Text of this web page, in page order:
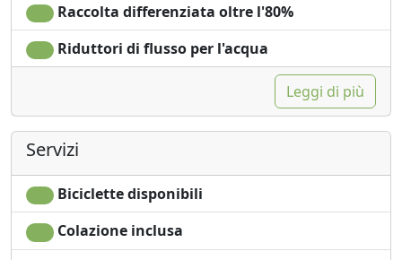
Raccolta differenziata oltre l'80%
Riduttori di flusso per l'acqua
Leggi di più
Servizi
Biciclette disponibili
Colazione inclusa